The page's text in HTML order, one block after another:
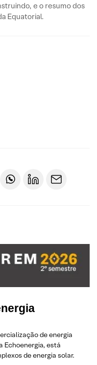
e o resumo dos
Equatorial.
de energia
Echoenergia, está
de energia solar.